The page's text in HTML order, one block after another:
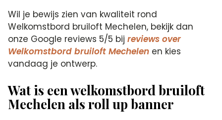
Wil je bewijs zien van kwaliteit rond
Welkomstbord bruiloft Mechelen, bekijk dan
onze Google reviews 5/5 bijreviews over
Welkomstbord bruiloft Mechelen en kies
vandaag je ontwerp.
Wat is een welkomstbord bruiloft
Mechelen als roll up banner